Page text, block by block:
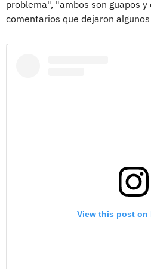
problema", "ambos son guapos
comentarios que dejaron
View this post on